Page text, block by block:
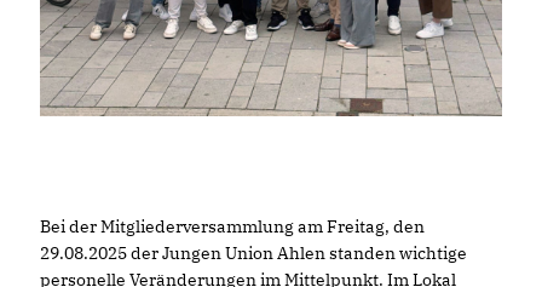
Bei der Mitgliederversammlung am Freitag, den
29.08.2025 der Jungen Union Ahlen standen wichtige
personelle Veränderungen im Mittelpunkt. Im Lokal